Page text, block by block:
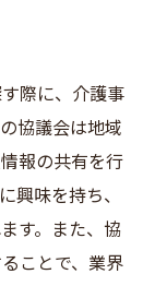
際に、介護事
協議会は地域
報の共有を行
興味を持ち、
す。また、協
ことで、業界